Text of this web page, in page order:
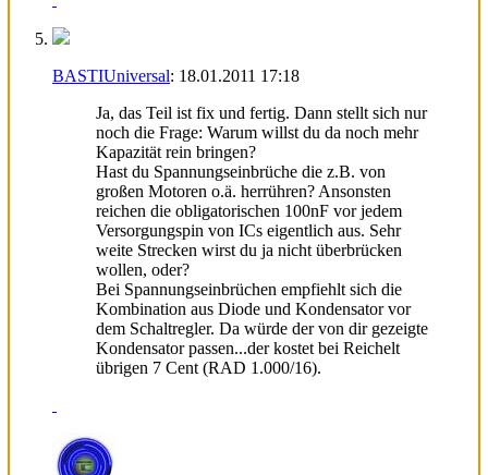
BASTIUniversal: 18.01.2011 17:18
Ja, das Teil ist fix und fertig. Dann stellt sich nur
noch die Frage: Warum willst du da noch mehr
Kapazität rein bringen?
Hast du Spannungseinbrüche die z.B. von
großen Motoren o.ä. herrühren? Ansonsten
reichen die obligatorischen 100nF vor jedem
Versorgungspin von ICs eigentlich aus. Sehr
weite Strecken wirst du ja nicht überbrücken
wollen, oder?
Bei Spannungseinbrüchen empfiehlt sich die
Kombination aus Diode und Kondensator vor
dem Schaltregler. Da würde der von dir gezeigte
Kondensator passen...der kostet bei Reichelt
übrigen 7 Cent (RAD 1.000/16).